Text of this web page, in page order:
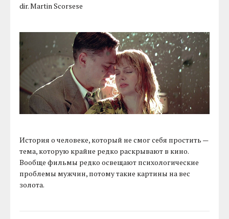
dir. Martin Scorsese
История о человеке, который не смог себя простить —
тема, которую крайне редко раскрывают в кино.
Вообще фильмы редко освещают психологические
проблемы мужчин, потому такие картины на вес
золота.